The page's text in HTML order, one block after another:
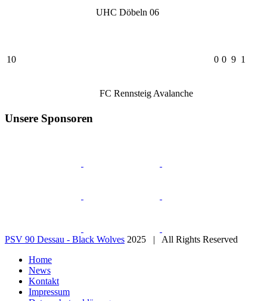
UHC Döbeln 06
10
FC Rennsteig Avalanche
0 0 9 1
Unsere Sponsoren
PSV 90 Dessau - Black Wolves 2025 | All Rights Reserved
Home
News
Kontakt
Impressum